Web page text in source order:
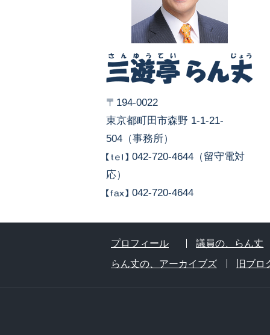
〒194-0022
東京都町田市森野 1-1-21-
504（事務所）
042-720-4644（留守電対
応）
042-720-4644
プロフィール
議員の、らん丈
らん丈の、アーカイブズ
旧ブロ